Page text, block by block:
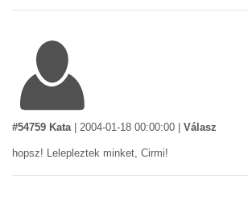
#54759 Kata| 2004-01-18 00:00:00 Válasz
hopsz! Lelepleztek minket, Cirmi!